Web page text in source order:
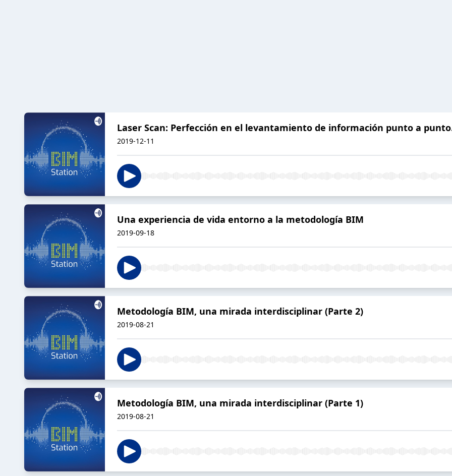
Laser Scan: Perfección en el levantamiento de información punto a
2019-12-11
Una experiencia de vida entorno a la metodología BIM
2019-09-18
Metodología BIM, una mirada interdisciplinar (Parte 2)
2019-08-21
Metodología BIM, una mirada interdisciplinar (Parte 1)
2019-08-21